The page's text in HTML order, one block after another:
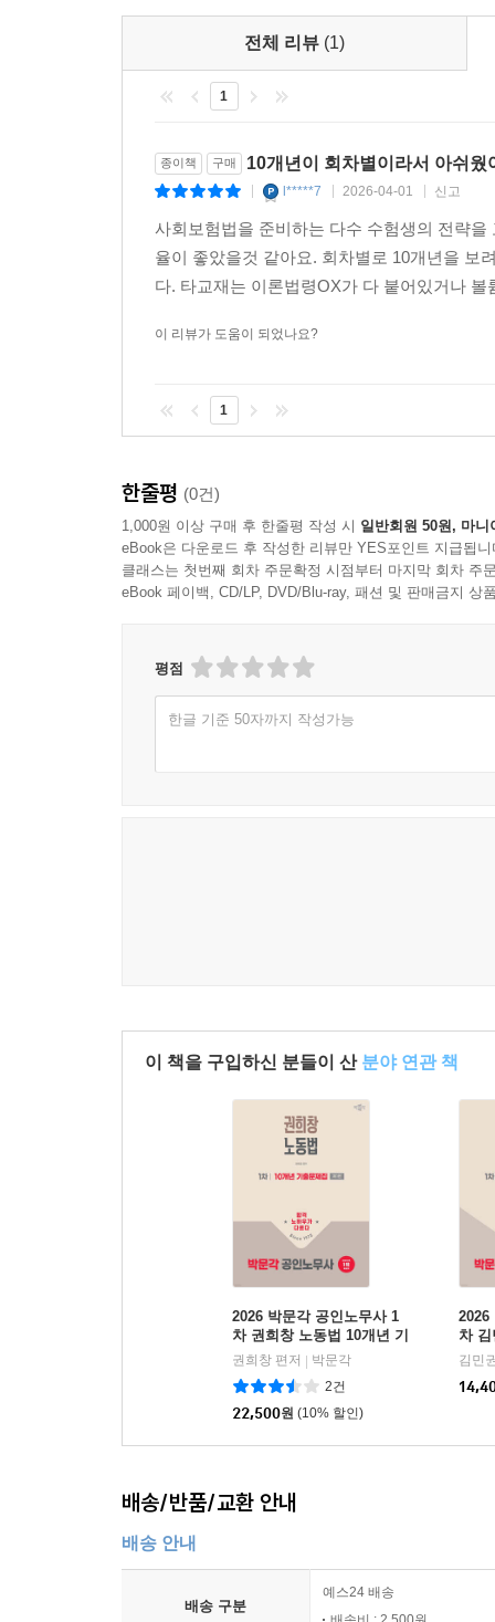
전체 리뷰 (1)
1
종이책 구매 10개년이 회차별이라서 아쉬웠
l*****7 2026-04-01 신고
사회보험법을 준비하는 다수 수험생의 전략
율이 좋았을것 같아요. 회차별로 10개년을 보
다. 타교재는 이론법령OX가 다 붙어있거나
이 리뷰가 도움이 되었나요?
1
한줄평 (0건)
1,000원 이상 구매 후 한줄평 작성 시 일반회원 50원, 마니
eBook은 다운로드 후 작성한 리뷰만 YES포인트 지급됩니
클래스는 첫번째 회차 주문확정 시점부터 마지막 회차 주
eBook 페이백, CD/LP, DVD/Blu-ray, 패션 및 판매금지 상
평점
한글 기준 50자까지 작성가능
이 책을 구입하신 분들이 산 분야 연관 책
2026 박문각 공인노무사 1
차 권희창 노동법 10개년 기
출문제집
권희창 편저
박문각
2건
22,500원 (10% 할인)
2026
차
문제
김민
배송/반품/교환 안내
배송 안내
배송 구분
예스24 배송